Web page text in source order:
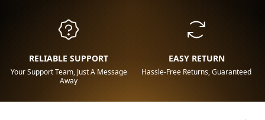
EASY RETURN
Hassle-Free Returns, Guaranteed
RELIABLE SUPPORT
Your Support Team, Just A Message
Away